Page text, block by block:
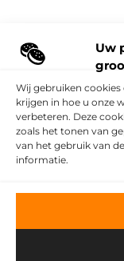
Uw
Wij gebruiken
krijgen in hoe u onze
verbeteren. Deze
zoals het tonen van
van het gebruik van
informatie.